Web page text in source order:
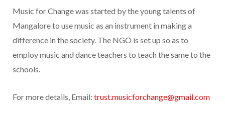
Music for Change was started by the young talents of
Mangalore to use music as an instrument in making a
difference in the society. The NGO is set up so as to
employ music and dance teachers to teach the same to the
schools.
For more details, Email: trust.musicforchange@gmail.com